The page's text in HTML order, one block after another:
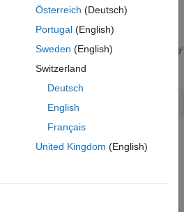
示することができ、16 ビットよりも
ビット深度を決定するには、MATLAB プ
ドを入力します。
ビット深度
Österreich (Deutsch)
Portugal(English)
Sweden (English)
Switzerland
Deutsch
English
Français
United Kingdom (English)